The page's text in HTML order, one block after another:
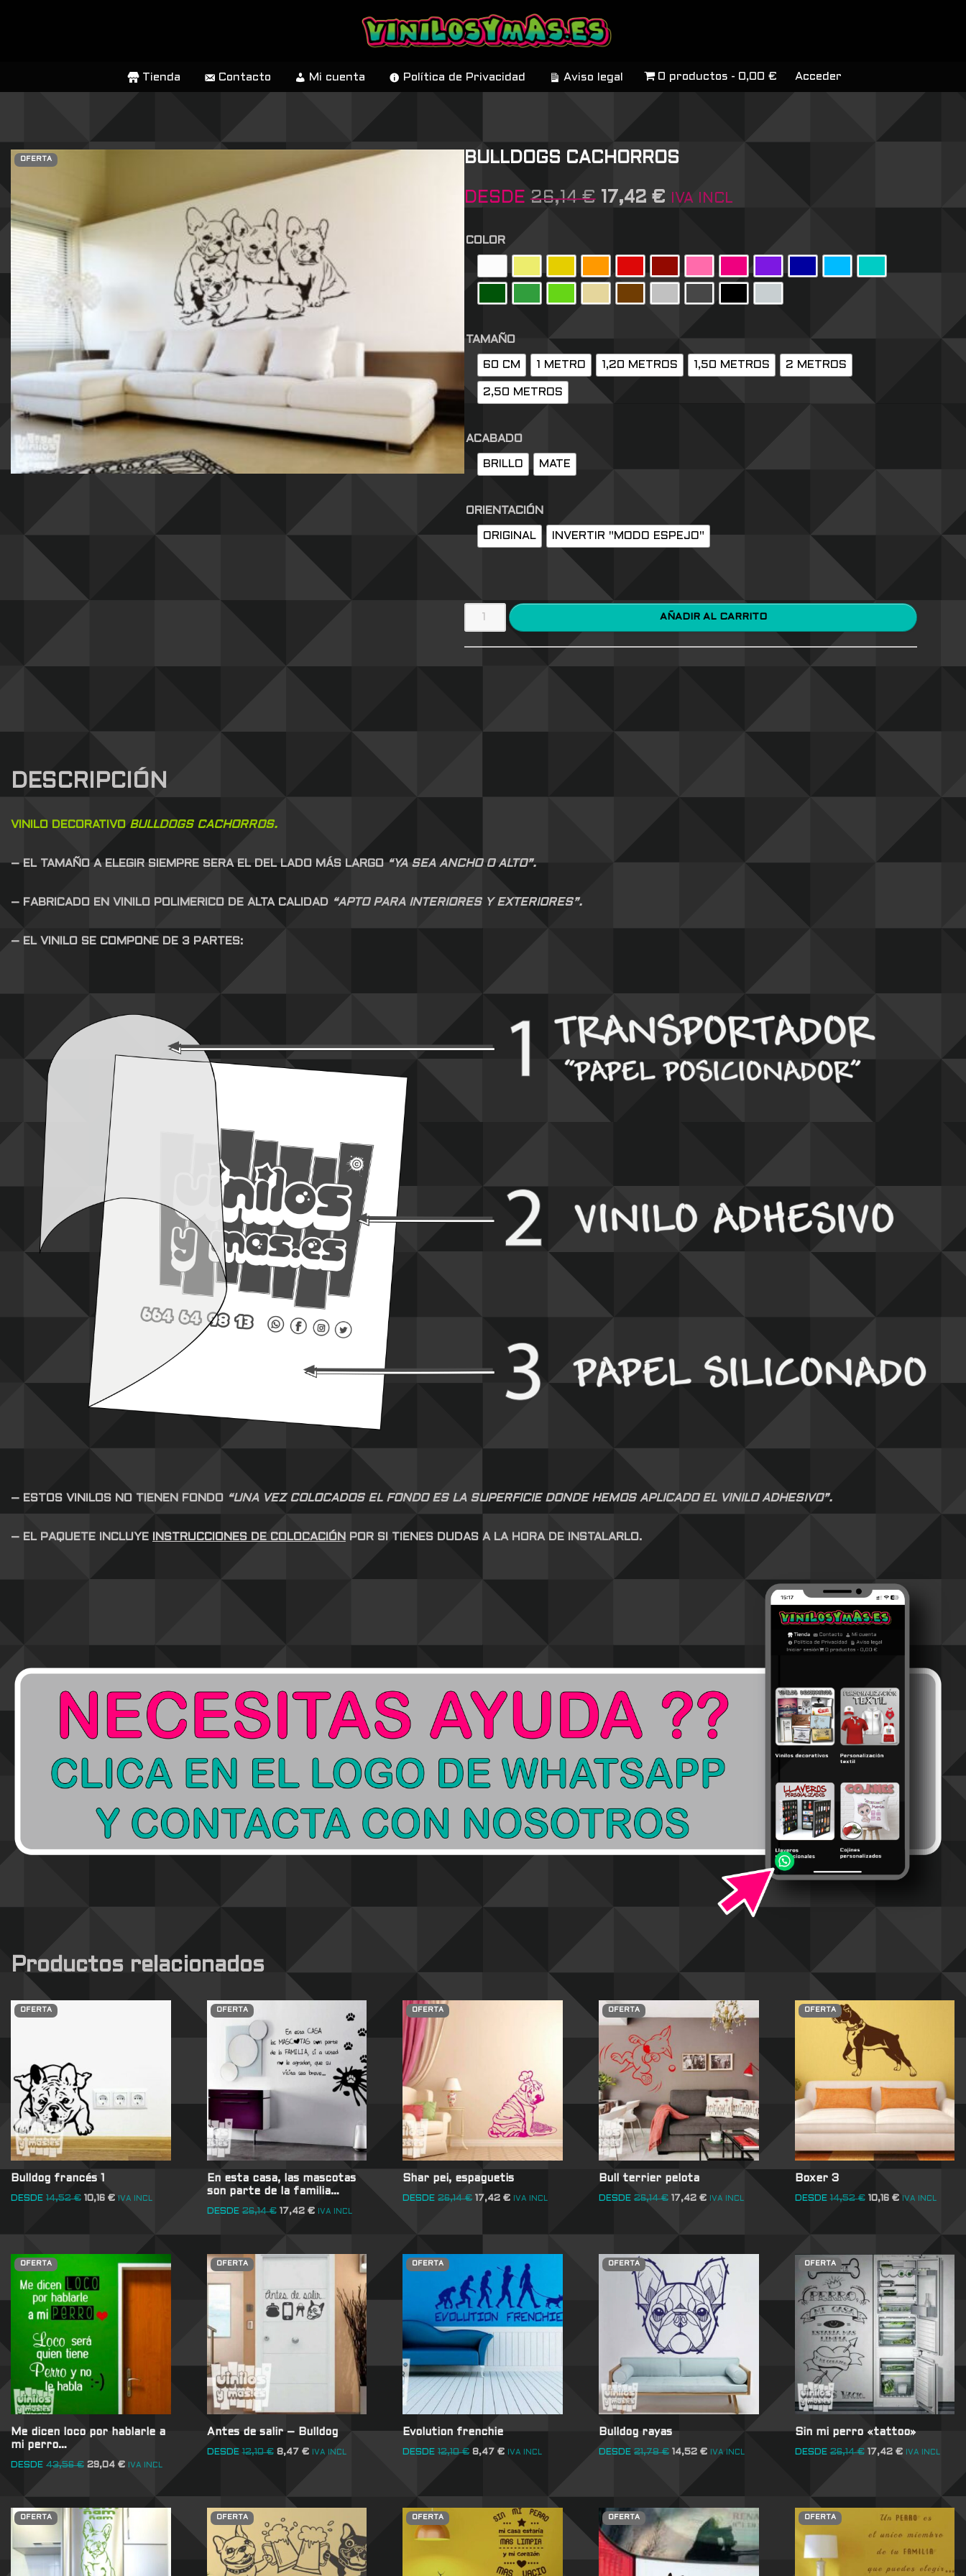
Tienda Contacto Mi cuenta Política de Privacidad Aviso legal 0 productos 0,00 € Acceder
OFERTA BULLDOGS CACHORROS
DESDE 26,14€ 17,42 € IVA INCL
COLOR
TAMAÑO
60 CM 1 METRO 1,20 METROS 1,50 METROS 2 METROS
2,50 METROS
ACABADO
BRILLO MATE
ORIENTACIÓN
ORIGINAL INVERTIR "MODO ESPEJO"
AÑADIR AL CARRITO
DESCRIPCIÓN
VINILO DECORATIVO BULLDOGS CACHORROS.
– EL TAMAÑO A ELEGIR SIEMPRE SERA EL DEL LADO MÁS LARGO“YA SEA ANCHO O ALTO”.
– FABRICADO EN VINILO POLIMERICO DE ALTA CALIDAD “APTO PARA INTERIORES Y EXTERIORES”.
– EL VINILO SE COMPONE DE 3 PARTES:
– ESTOS VINILOS NO TIENEN FONDO “UNA VEZ COLOCADOS EL FONDO ES LA SUPERFICIE DONDE HEMOS APLICADO EL VINILO ADHESIVO”.
– EL PAQUETE INCLUYE INSTRUCCIONES DE COLOCACIÓN POR SI TIENES DUDAS A LA HORA DE INSTALARLO.
Productos relacionados
OFERTA
Bulldog francés 1
DESDE 14,52€ 10,16 € IVA INCL
OFERTA
En esta casa, las mascotas
son parte de la familia…
DESDE 26,14€ 17,42 € IVA INCL
OFERTA
Shar pei, espaguetis
DESDE 26,14€ 17,42€ IVA INCL
OFERTA
Bull terrier pelota
DESDE 26,14€ 17,42 € IVA INCL
OFERTA
Boxer 3
DESDE 14,52€ 10,16 € IVA INCL
OFERTA
Me dicen loco por hablarle a
mi perro…
DESDE 43,56€ 29,04 € IVA INCL
OFERTA
Antes de salir – Bulldog
DESDE 12,10€ 8,47 € IVA INCL
OFERTA
Evolution frenchie
DESDE 12,10€ 8,47€ IVA INCL
OFERTA
Bulldog rayas
DESDE 21,78€ 14,52 € IVA INCL
OFERTA
Sin mi perro «tattoo»
DESDE 26,14€ 17,42 € IVA INCL
OFERTA OFERTA OFERTA OFERTA OFERTA